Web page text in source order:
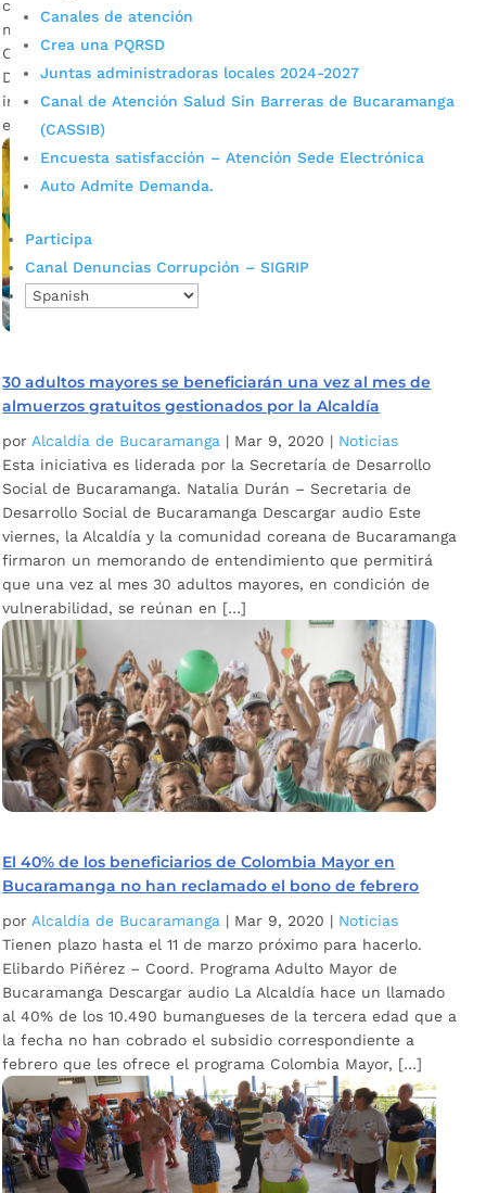
Canales de atención
Crea una PQRSD
Juntas administradoras locales 2024-2027
Canal de Atención Salud Sin Barreras de Bucaramanga
(CASSIB)
Encuesta satisfacción – Atención Sede Electrónica
Auto Admite Demanda.
Participa
Canal Denuncias Corrupción – SIGRIP
carrera 19 No. 31 -73, que le apuesta al desarrollo físico y
mental de los menores a través del juego. Lisbeth Anaya
Cáceres, docente del Programa Municipal de Ludotecas
Descargar audio Libros, material audio-visual, disfraces,
instrumentos musicales, figuras, muñecos y accesorios,
entre otros elementos, contribuyen […]
30 adultos mayores se beneficiarán una vez al mes de
almuerzos gratuitos gestionados por la Alcaldía
por Alcaldía de Bucaramanga | Mar 9, 2020 | Noticias
Esta iniciativa es liderada por la Secretaría de Desarrollo
Social de Bucaramanga. Natalia Durán – Secretaria de
Desarrollo Social de Bucaramanga Descargar audio Este
viernes, la Alcaldía y la comunidad coreana de Bucaramanga
firmaron un memorando de entendimiento que permitirá
que una vez al mes 30 adultos mayores, en condición de
vulnerabilidad, se reúnan en […]
El 40% de los beneficiarios de Colombia Mayor en
Bucaramanga no han reclamado el bono de febrero
por Alcaldía de Bucaramanga | Mar 9, 2020 | Noticias
Tienen plazo hasta el 11 de marzo próximo para hacerlo.
Elibardo Piñérez – Coord. Programa Adulto Mayor de
Bucaramanga Descargar audio La Alcaldía hace un llamado
al 40% de los 10.490 bumangueses de la tercera edad que a
la fecha no han cobrado el subsidio correspondiente a
febrero que les ofrece el programa Colombia Mayor, […]